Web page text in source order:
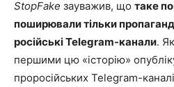
StopFake зауважив, що таке
поширювали тільки
російські Telegram-канали.
першими цю «історію»
проросійських Telegram-